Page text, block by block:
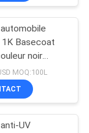
1K Basecoat
noir
1,5-2,0 Mils
MOQ:100L
UV